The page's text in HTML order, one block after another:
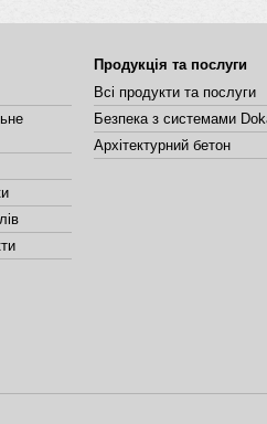
Продукція та послуги
Всі продукти та послуги
Безпека з системами
Архітектурний бетон